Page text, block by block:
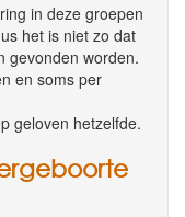
in deze groepen
het is niet zo dat
gevonden worden.
en soms per
geloven hetzelfde.